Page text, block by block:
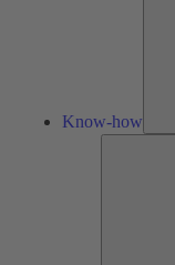
Know-how